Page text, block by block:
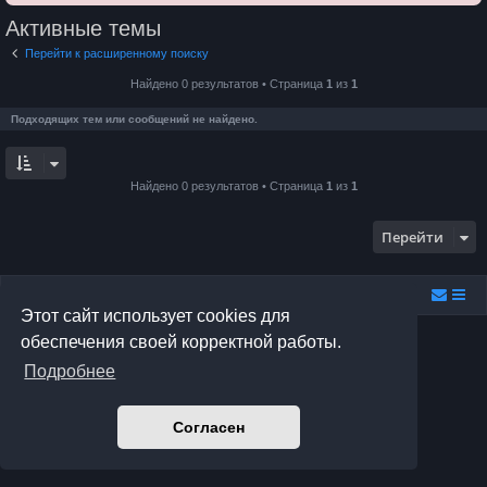
Этот сайт использует cookies для
обеспечения своей корректной работы.
Подробнее
Согласен
Активные темы
Перейти к расширенному поиску
Найдено 0 результатов • Страница 1 из 1
Подходящих тем или сообщений не найдено.
Найдено 0 результатов • Страница 1 из 1
Перейти
Создано на основе
® Forum Software © phpBB Limited
Prosilver Dark Edition by
Premium phpBB Styles